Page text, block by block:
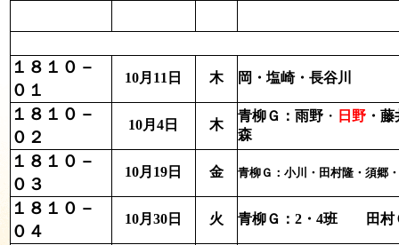
１８１０－
０１
10月11日 木 岡・塩崎・長谷川
１８１０－
０２
10月4日 木
青柳Ｇ：雨野 ・ 日野 ・
森
１８１０－
０３
10月19日 金 青柳Ｇ：小川・田村隆・須
１８１０－
０４
10月30日 火 青柳Ｇ：2・4班 田村